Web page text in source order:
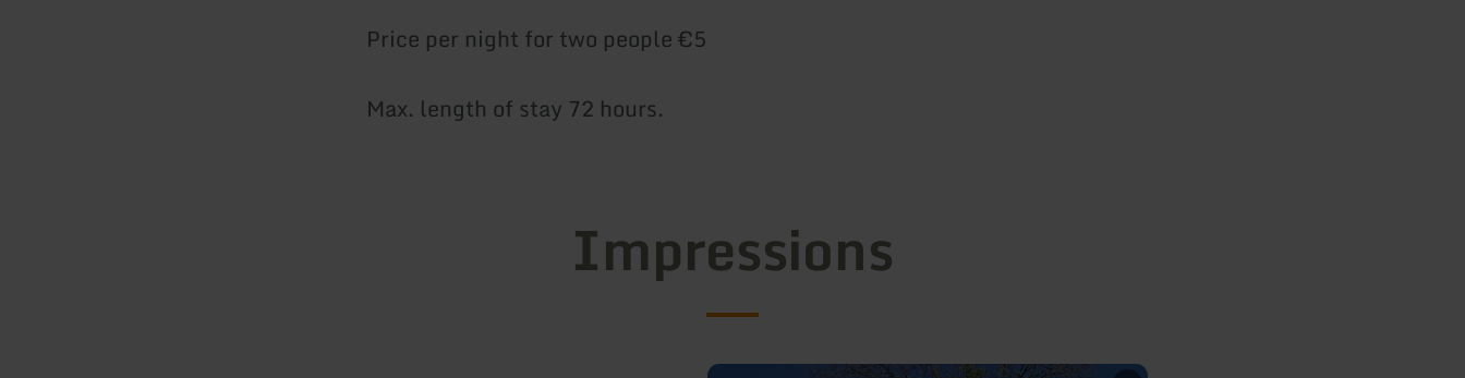
Price per night for two people €5
Max. length of stay 72 hours.
Impressions